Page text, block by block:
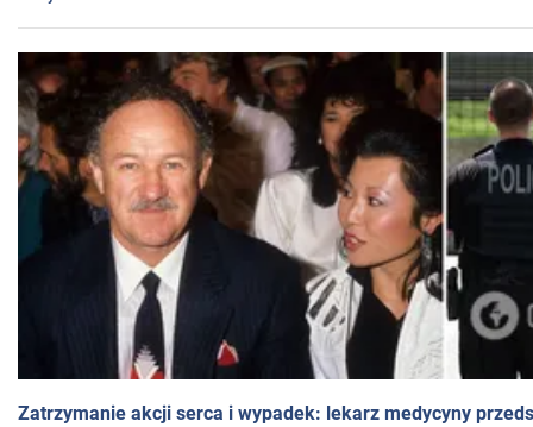
Zatrzymanie akcji serca i wypadek: lekarz medycyny